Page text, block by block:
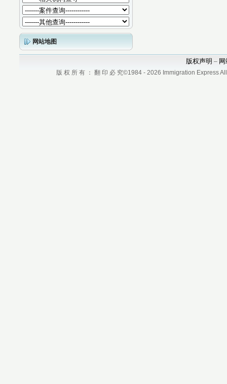
网站地图
版权声明 –
版 权 所 有 ： 翻 印 必 究©1984 - 2026 Immigration Express